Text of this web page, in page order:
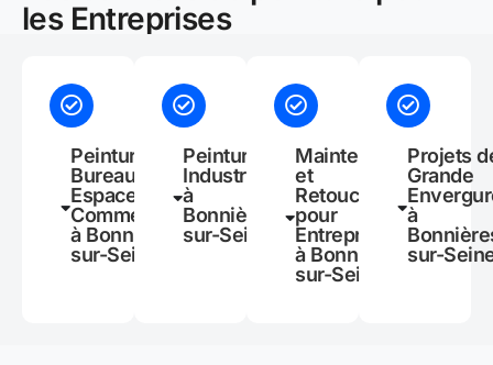
les Entreprises
Peinture de
Bureaux et
Espaces
Commerciaux
à Bonnières-
sur-Seine
Peinture
Industrielle
à
Bonnières-
sur-Seine
Maintenance
et
Retouches
pour
Entreprises
à Bonnières-
sur-Seine
Projets
Grande
à
sur-